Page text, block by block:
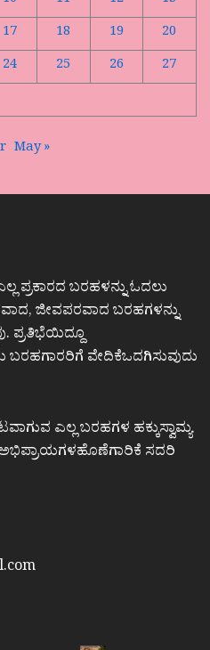
17 18 19
20
24 25 26
27
May »
ಪ್ರಕಾರದ ಬರಹಳನ್ನು ಓದಲು
ಜೀವಪರವಾದ ಬರಹಗಳನ್ನು
ಪ್ರತಿಭೆಯಿದ್ದೂ
ವೇದಿಕೆಒದಗಿಸುವುದು
ಎಲ್ಲ ಬರಹಗಳ ಹಕ್ಕುಸ್ವಾಮ್ಯ
ಸದರಿ